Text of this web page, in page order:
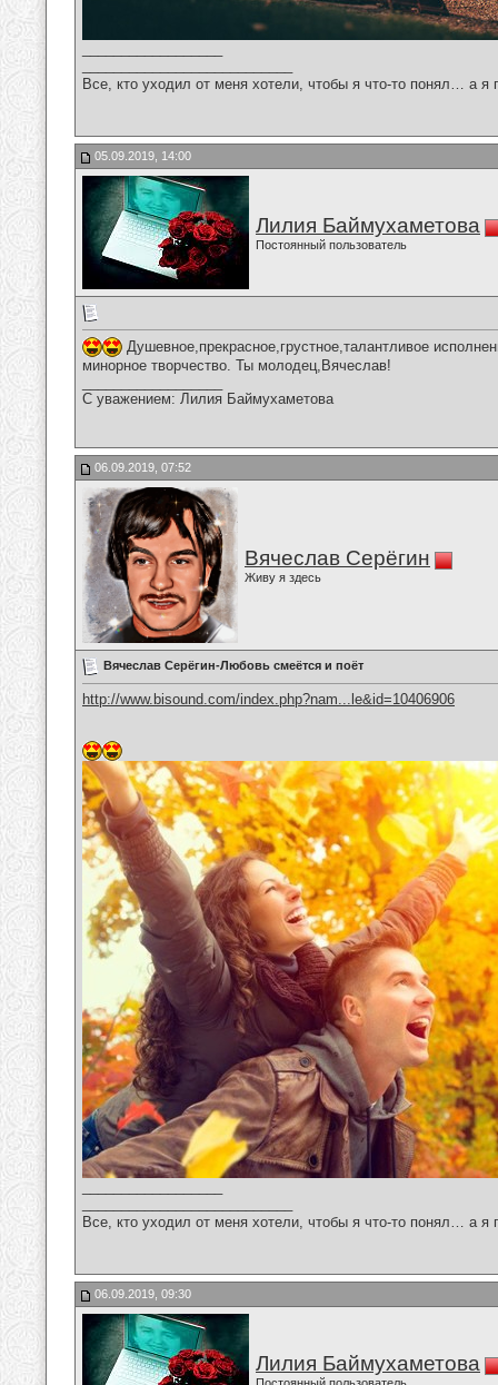
Все, кто уходил от меня хотели, чтобы я что-то понял… а
05.09.2019, 14:00
Лилия Баймухаметова
Постоянный пользователь
Душевное,прекрасное,грустное,талантливое
минорное творчество. Ты молодец,Вячеслав!
С уважением: Лилия Баймухаметова
06.09.2019, 07:52
Вячеслав Серёгин
Живу я здесь
Вячеслав Серёгин-Любовь смеётся и поёт
http://www.bisound.com/index.php?nam...le&id=10406906
Все, кто уходил от меня хотели, чтобы я что-то понял… а
06.09.2019, 09:30
Лилия Баймухаметова